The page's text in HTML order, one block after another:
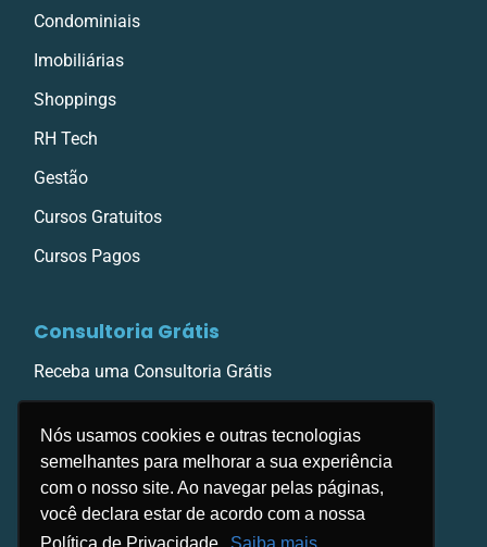
Nós usamos cookies e outras tecnologias
semelhantes para melhorar a sua experiência
com o nosso site. Ao navegar pelas páginas,
você declara estar de acordo com a nossa
Condominiais
Imobiliárias
Shoppings
RH Tech
Gestão
Cursos Gratuitos
Cursos Pagos
Consultoria Grátis
Receba uma Consultoria Grátis